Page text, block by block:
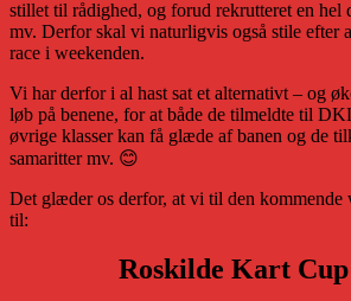
stillet til rådighed, og forud rekrutteret en
mv. Derfor skal vi naturligvis også stile efter
race i weekenden.
Vi har derfor i al hast sat et alternativt – og
løb på benene, for at både de tilmeldte til
øvrige klasser kan få glæde af banen og de
samaritter mv. 😊
Det glæder os derfor, at vi til den kommende
til:
Roskilde Kart Cup